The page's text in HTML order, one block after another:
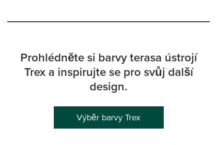
Prohlédněte si barvy terasa ústrojí
Trex a inspirujte se pro svůj další
design.
Výběr barvy Trex